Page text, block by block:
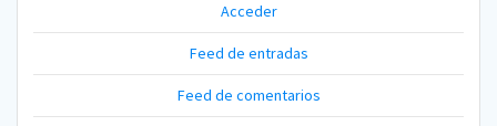
Acceder
Feed de entradas
Feed de comentarios